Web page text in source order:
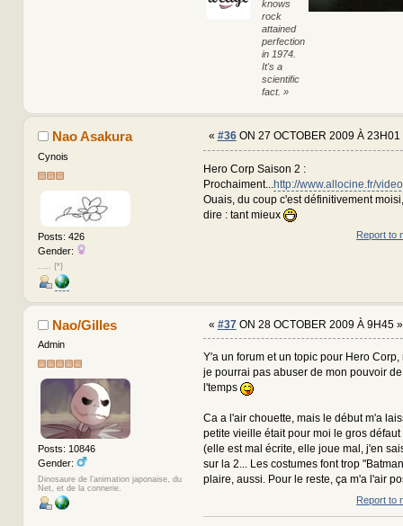
knows
rock
attained
perfection
in 1974.
It's a
scientific
fact. »
Nao Asakura
Cynois
Posts: 426
Gender:
..... {*}
« #36ON 27 OCTOBER 2009 À 23H01
Hero Corp Saison 2 :
Prochaiment...http://www.allocine.fr/
Ouais, du coup c'est définitivement
dire : tant mieux
Report to
Nao/Gilles
Admin
Posts: 10846
Gender:
Dinosaure de l'animation japonaise, du
Net, et de la connerie.
« #37ON 28 OCTOBER 2009 À 9H45 »
Y'a un forum et un topic pour Hero Corp,
je pourrai pas abuser de mon pouvoir
l'temps
Ca a l'air chouette, mais le début m'a
petite vieille était pour moi le gros
(elle est mal écrite, elle joue mal, j'en
sur la 2... Les costumes font trop
plaire, aussi. Pour le reste, ça m'a l'air
Report to